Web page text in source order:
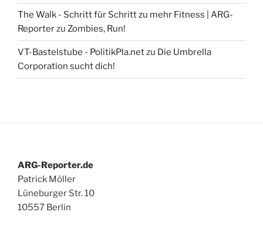
The Walk - Schritt für Schritt zu mehr Fitness | ARG-
Reporterzu Zombies, Run!
VT-Bastelstube - PolitikPla.netzu Die Umbrella
Corporation sucht dich!
ARG-Reporter.de
Patrick Möller
Lüneburger Str. 10
10557 Berlin